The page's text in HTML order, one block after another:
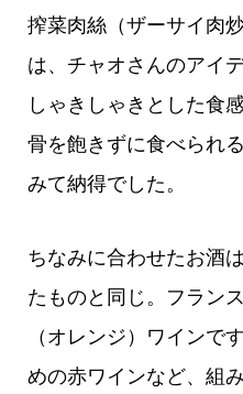
搾菜肉絲（ザーサイ肉
は、チャオさんのアイ
しゃきしゃきとした食
骨を飽きずに食べられ
みて納得でした。
ちなみに合わせたお酒
たものと同じ。フラン
（オレンジ）ワインで
めの赤ワインなど、組